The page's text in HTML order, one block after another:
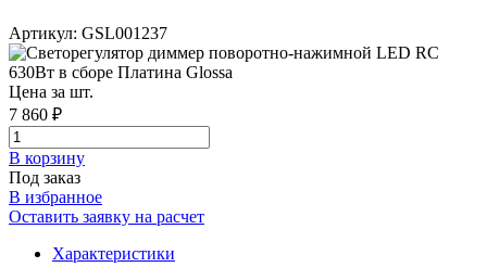
Артикул: GSL001237
Цена за шт.
7 860 ₽
В корзинy
Под заказ
В избранное
Оставить заявку на расчет
Характеристики